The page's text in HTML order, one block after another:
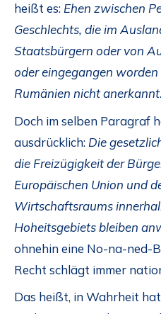
heißt es:Ehen zwischen
Geschlechts, die im
Staatsbürgern oder von
oder eingegangen
Rumänien nicht anerkannt.
Doch im selben Paragraf
ausdrücklich: Die
die Freizügigkeit der
Europäischen Union und
Wirtschaftsraums
Hoheitsgebiets bleiben
ohnehin eine No-na-ned-
Recht schlägt immer
Das heißt, in Wahrheit